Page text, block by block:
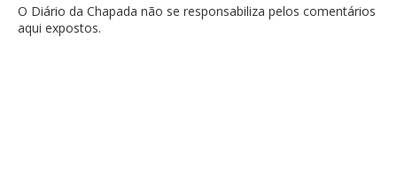
O Diário da Chapada não se responsabiliza pelos comentários
aqui expostos.